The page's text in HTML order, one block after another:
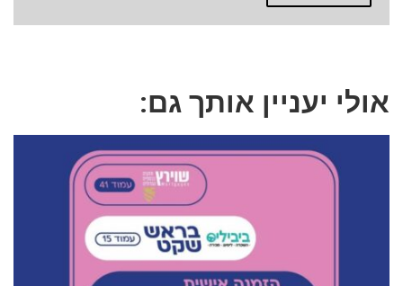
אולי יעניין אותך גם: